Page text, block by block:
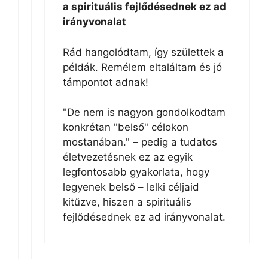
a spirituális fejlődésednek ez ad
irányvonalat
Rád hangolódtam, így születtek a
példák. Remélem eltaláltam és jó
támpontot adnak!
"De nem is nagyon gondolkodtam
konkrétan "belső" célokon
mostanában." – pedig a tudatos
életvezetésnek ez az egyik
legfontosabb gyakorlata, hogy
legyenek belső – lelki céljaid
kitűzve, hiszen a spirituális
fejlődésednek ez ad irányvonalat.